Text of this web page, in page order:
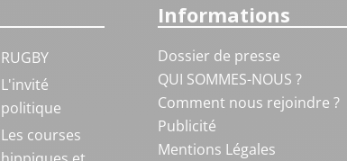
RUGBY
L'invité
politique
Les courses
Informations
Dossier de presse
QUI SOMMES-NOUS ?
Comment nous rejoindre ?
Publicité
Mentions Légales